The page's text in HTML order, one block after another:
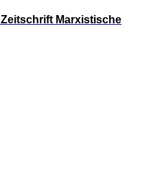
Zeitschrift Marxistische